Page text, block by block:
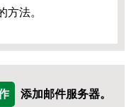
方法。
添加邮件服务器。